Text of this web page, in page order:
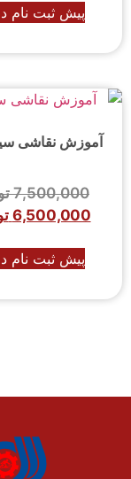
پیش ثبت نام
آموزش نقاشی
7,500,000
6,500,000
پیش ثبت نام